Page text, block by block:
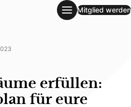
Ein Budgetplan für eure
Mitglied werden
erfüllen:
für eure